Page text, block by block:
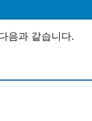
음과 같습니다.